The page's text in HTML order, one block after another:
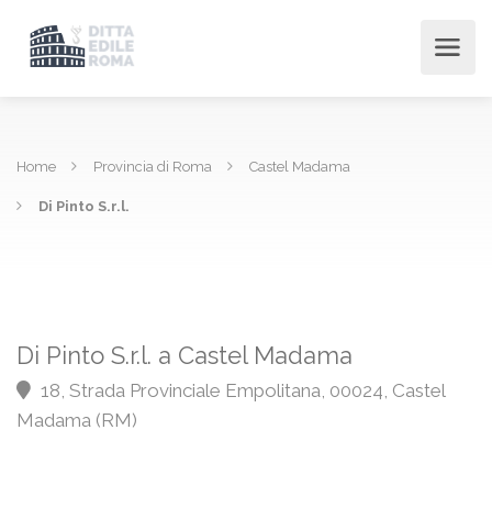
Home Provincia di Roma Castel Madama
Di Pinto S.r.l.
Di Pinto S.r.l. a Castel Madama
18, Strada Provinciale Empolitana, 00024, Castel
Madama (RM)